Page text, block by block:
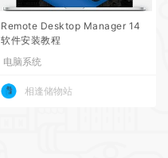
Remote Desktop Manager 14
软件安装教程
电脑系统
相逢储物站